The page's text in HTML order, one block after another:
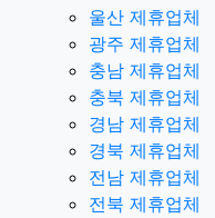
울산 제휴업체
광주 제휴업체
충남 제휴업체
충북 제휴업체
경남 제휴업체
경북 제휴업체
전남 제휴업체
전북 제휴업체